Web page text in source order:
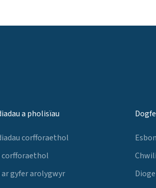
a pholisïau
corfforaethol
corfforaethol
gyfer arolygwyr